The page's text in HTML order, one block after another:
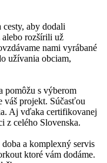
cesty, aby dodali
rozšírili už
nami vyrábané
užívania obciam,
pomôžu s výberom
projekt. Súčasťou
Aj vďaka certifikovanej
z celého Slovenska.
a komplexný servis
ktoré vám dodáme.